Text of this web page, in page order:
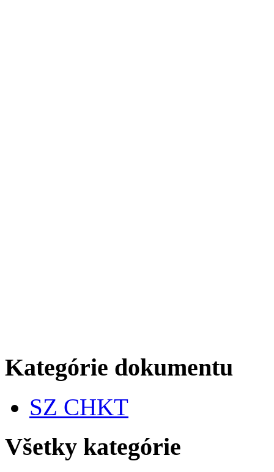
Kategórie dokumentu
SZ CHKT
Všetky kategórie